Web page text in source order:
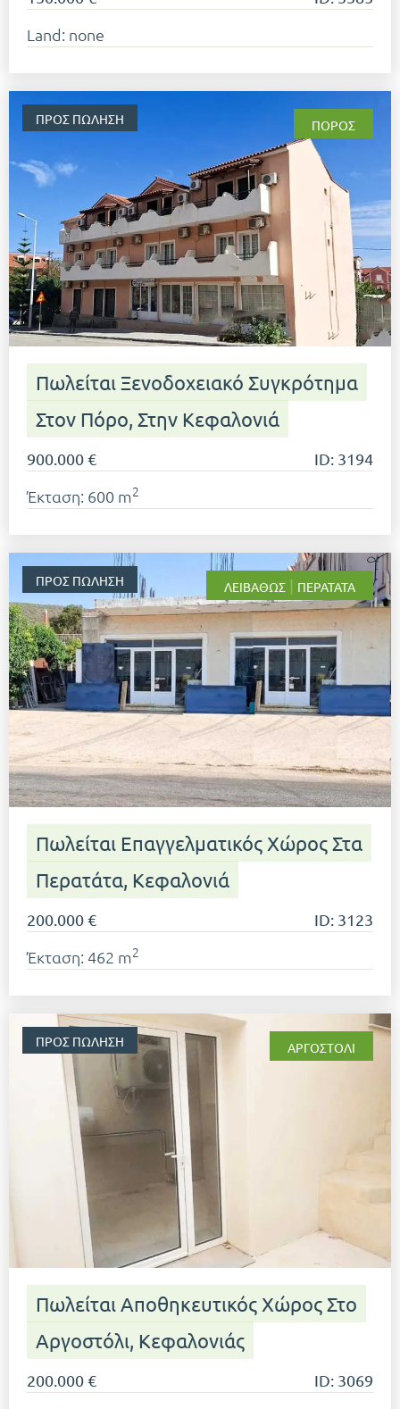
Land: none
ΠΡΟΣ ΠΏΛΗΣΗ ΠΌΡΟΣ
Πωλείται Ξενοδοχειακό Συγκρότημα
Στον Πόρο, Στην Κεφαλονιά
900.000 € ID: 3194
Έκταση: 600 m2
ΠΡΟΣ ΠΏΛΗΣΗ ΛΕΙΒΑΘΏΣ | ΠΕΡΑΤΆΤΑ
Πωλείται Επαγγελματικός Χώρος Στα
Περατάτα, Κεφαλονιά
200.000 € ID: 3123
Έκταση: 462 m2
ΠΡΟΣ ΠΏΛΗΣΗ ΑΡΓΟΣΤΌΛΙ
Πωλείται Αποθηκευτικός Χώρος Στο
Αργοστόλι, Κεφαλονιάς
200.000 € ID: 3069